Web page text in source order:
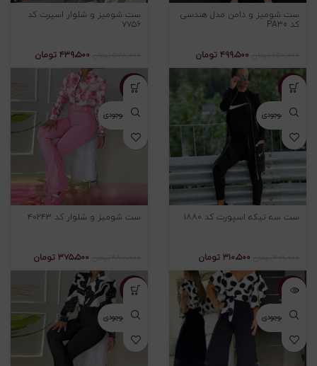
ست شومیز و دامن مدل هندسی
کد PA30
۴۹۹،۵۰۰ تومان
ست شومیز و شلوار اسپرت کد
۷۷۵۶
۴۳۹،۵۰۰ تومان
-۲۴%
اتمام موجودی
ست سه تیکه اسپورت کد ۱۸۸۰
۳۱۰،۵۰۰ تومان
-۲۳%
اتمام موجودی
ست شومیز و شلوار کد ۴۰۲۴۳
۳۷۵،۵۰۰ تومان
-۳۰%
اتمام موجودی
-۲۳%
اتمام موجودی